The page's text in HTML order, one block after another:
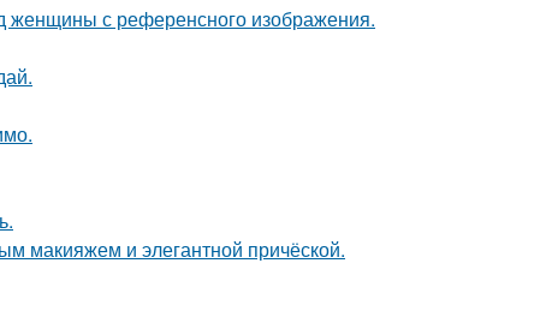
женщины с референсного изображения.
макияжем и элегантной причёской.